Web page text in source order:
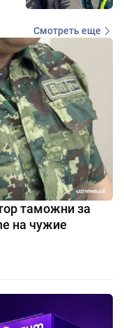
Смотреть еще
таможни за
на чужие